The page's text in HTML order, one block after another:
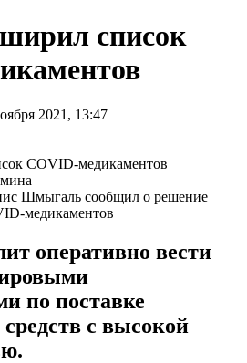
список
2021, 13:47
Шмыгаль сообщил о решение
медикаментов
оперативно вести
по поставке
с высокой